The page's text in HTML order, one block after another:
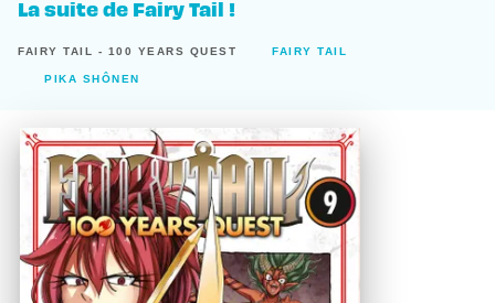
La suite de Fairy Tail !
FAIRY TAIL - 100 YEARS QUEST FAIRY TAIL
PIKA SHÔNEN